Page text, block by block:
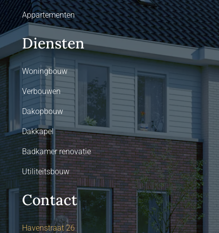
Appartementen
Diensten
Woningbouw
Verbouwen
Dakopbouw
Dakkapel
Badkamer renovatie
Utiliteitsbouw
Contact
Havenstraat 26